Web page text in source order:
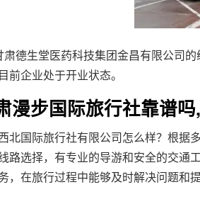
肃德生堂医药科技集团金昌有限公司
前企业处于开业状态。
漫步国际旅行社靠谱
北国际旅行社有限公司怎么样？根据
路选择，有专业的导游和安全的交通
，在旅行过程中能够及时解决问题和提